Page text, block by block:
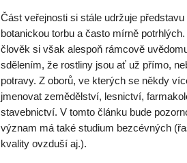
Část veřejnosti si stále udržuje
botanickou torbu a často mírně
člověk si však alespoň rámcově
sdělením, že rostliny jsou ať už přímo,
potravy. Z oborů, ve kterých se někdy
jmenovat zemědělství, lesnictví,
stavebnictví. V tomto článku bude
význam má také studium bezcévných
kvality ovzduší aj.).